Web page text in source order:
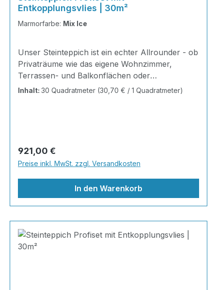
Entkopplungsvlies | 30m²
Marmorfarbe: Mix Ice
Unser Steinteppich ist ein echter Allrounder - ob
Privaträume wie das eigene Wohnzimmer,
Terrassen- und Balkonflächen oder
Gewerbeobjekte und Austellungsräume; unsere
und einfach zu verlegen. Stöbern Sie in unserem
Shop nach Ihrer Lieblingsfarbe und legen Sie
gleich los! Inhalt 12x25kg Marmorsteine 6kg
Grundierung AT-EG 30 24kg
Inhalt: 30 Quadratmeter (30,70 € / 1 Quadratmeter)
Regulärer Preis:
921,00 €
Preise inkl. MwSt. zzgl. Versandkosten
In den Warenkorb